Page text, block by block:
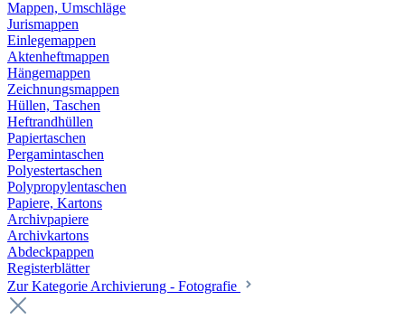
Mappen, Umschläge
Jurismappen
Einlegemappen
Aktenheftmappen
Hängemappen
Zeichnungsmappen
Hüllen, Taschen
Heftrandhüllen
Papiertaschen
Pergamintaschen
Polyestertaschen
Polypropylentaschen
Papiere, Kartons
Archivpapiere
Archivkartons
Abdeckpappen
Registerblätter
Zur Kategorie Archivierung - Fotografie